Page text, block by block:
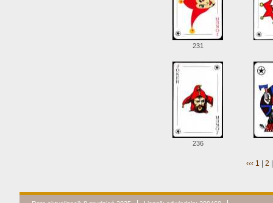
231
236
‹‹‹ 1 2